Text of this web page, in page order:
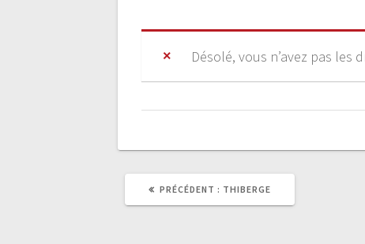
Désolé, vous n’avez pas
PRÉCÉDENT : THIBERGE